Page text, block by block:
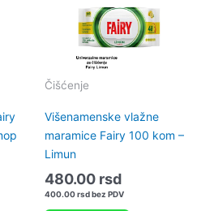
Čišćenje
Višenamenske vlažne
maramice Fairy 100 kom –
Limun
480.00 rsd
400.00rsdbez PDV